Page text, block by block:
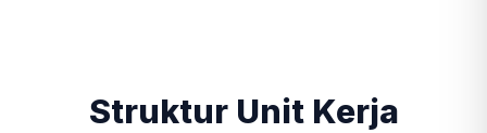
Struktur Unit Kerja